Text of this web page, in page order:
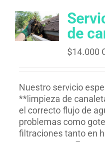
de
$14.000
Nuestro servicio
**limpieza de
el correcto flujo de
problemas como
filtraciones tanto en